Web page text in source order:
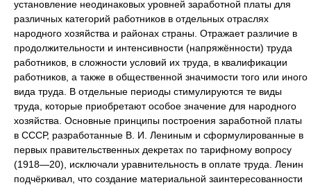
установление неодинаковых уровней заработной платы для
различных категорий работников в отдельных отраслях
народного хозяйства и районах страны. Отражает различие в
продолжительности и интенсивности (напряжённости) труда
работников, в сложности условий их труда, в квалификации
работников, а также в общественной значимости того или иного
вида труда. В отдельные периоды стимулируются те виды
труда, которые приобретают особое значение для народного
хозяйства. Основные принципы построения заработной платы
в СССР, разработанные В. И. Лениным и сформулированные в
первых правительственных декретах по тарифному вопросу
(1918—20), исключали уравнительность в оплате труда. Ленин
подчёркивал, что создание материальной заинтересованности